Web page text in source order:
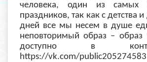
человека, один из самых
праздников, так как с детства
дней все мы несем в душе
неповторимый образ –
доступно в
https://vk.com/public205274583